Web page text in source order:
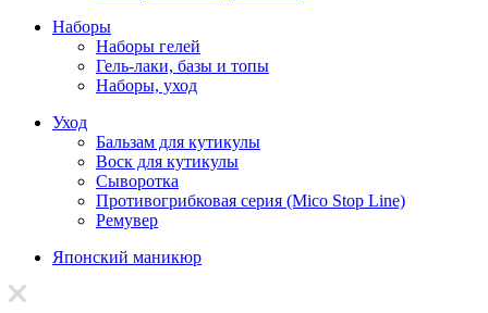
Наборы
Наборы гелей
Гель-лаки, базы и топы
Наборы, уход
Уход
Бальзам для кутикулы
Воск для кутикулы
Сыворотка
Противогрибковая серия (Mico Stop Line)
Ремувер
Японский маникюр